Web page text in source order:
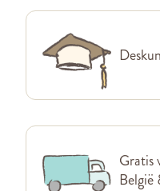
Gratis
België